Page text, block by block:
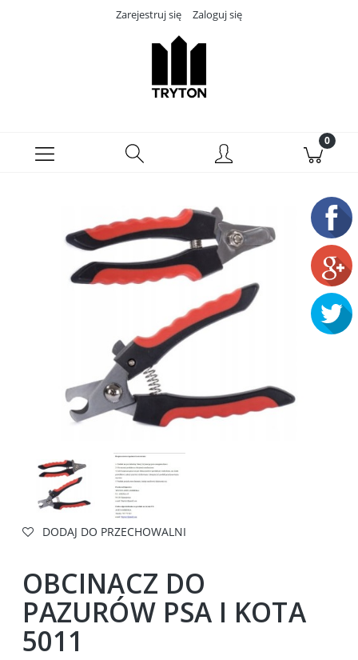
Zarejestruj się Zaloguj się
DODAJ DO PRZECHOWALNI
OBCINACZ DO
PAZURÓW PSA I KOTA
5011